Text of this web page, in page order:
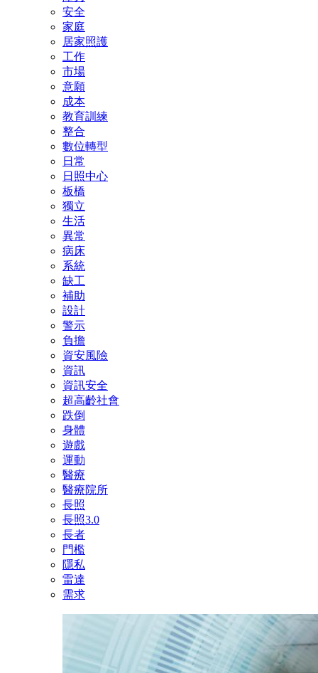
安全
家庭
居家照護
工作
市場
意願
成本
教育訓練
整合
數位轉型
日常
日照中心
板橋
獨立
生活
異常
病床
系統
缺工
補助
設計
警示
負擔
資安風險
資訊
資訊安全
超高齡社會
跌倒
身體
遊戲
運動
醫療
醫療院所
長照
長照3.0
長者
門檻
隱私
雷達
需求